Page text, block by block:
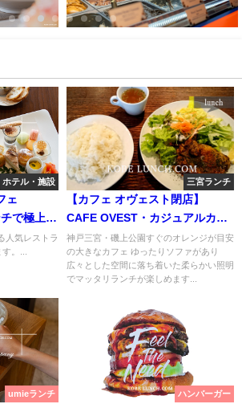
ホテル・施設
ェ
で極上の
テル神
人気レストラ
。...
三宮ランチ
【カフェ オヴェスト閉店】
CAFE OVEST・カジュアルカフ
ェ【磯上公園】
神戸三宮・磯上公園すぐのオレンジが目安
の大きなカフェ ゆったりソファがあり
広々とした空間に落ち着いた柔らかい照明
でマッタリランチが楽しめます...
umieランチ ハンバーガー